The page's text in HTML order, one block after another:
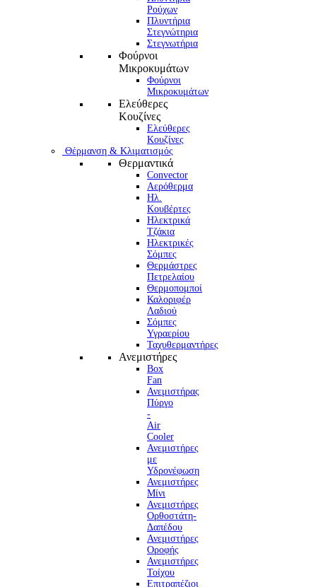
Ρούχων
Πλυντήρια
Στεγνώτηρια
Στεγνωτήρια
Φούρνοι
Μικροκυμάτων
Φούρνοι
Μικροκυμάτων
Ελεύθερες
Κουζίνες
Ελεύθερες
Κουζίνες
Θέρμανση & Κλιματισμός
Θερμαντικά
Convector
Αερόθερμα
Ηλ.
Κουβέρτες
Ηλεκτρικά
Τζάκια
Ηλεκτρικές
Σόμπες
Θερμάστρες
Πετρελαίου
Θερμοπομποί
Καλοριφέρ
Λαδιού
Σόμπες
Υγραερίου
Ταχυθερμαντήρες
Ανεμιστήρες
Box
Fan
Ανεμιστήρας
Πύργο
-
Air
Cooler
Ανεμιστήρες
με
Υδρονέφωση
Ανεμιστήρες
Μίνι
Ανεμιστήρες
Ορθοστάτη-
Δαπέδου
Ανεμιστήρες
Οροφής
Ανεμιστήρες
Τοίχου
Επιτραπέζιοι